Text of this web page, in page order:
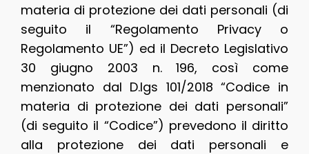
materia di protezione dei dati personali (di
seguito il “Regolamento Privacy o
Regolamento UE”) ed il Decreto Legislativo
30 giugno 2003 n. 196, così come
menzionato dal D.lgs 101/2018 “Codice in
materia di protezione dei dati personali”
(di seguito il “Codice”) prevedono il diritto
alla protezione dei dati personali e